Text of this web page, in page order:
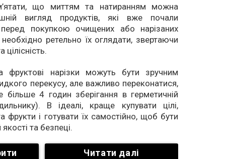
що миттям та натиранням можна
вигляд продуктів, які вже почали
покупкою очищених або нарізаних
ретельно їх оглядати, звертаючи
цілісність.
фруктові нарізки можуть бути зручним
перекусу, але важливо переконатися,
4 годин зберігання в герметичній
В ідеалі, краще купувати цілі,
фрукти і готувати їх самостійно, щоб бути
та безпеці.
Читати далі